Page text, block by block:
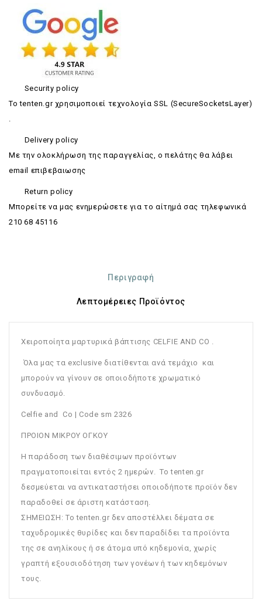
Security policy
Το tenten.gr χρησιμοποιεί τεχνολογία SSL (SecureSocketsLayer)
.
Delivery policy
Με την ολοκλήρωση της παραγγελίας, ο πελάτης θα λάβει
email επιβεβαιωσης
Return policy
Mπορείτε να μας ενημερώσετε για το αίτημά σας τηλεφωνικά
210 68 45116
Περιγραφή
Λεπτομέρειες Προϊόντος
Χειροποίητα μαρτυρικά βάπτισης CELFIE AND CO .
Όλα μας τα exclusive διατίθενται ανά τεμάχιο και
μπορούν να γίνουν σε οποιοδήποτε χρωματικό
συνδυασμό.
Celfie and Co | Code sm 2326
ΠΡΟΙΟΝ ΜΙΚΡΟΥ ΟΓΚΟΥ
Η παράδοση των διαθέσιμων προϊόντων
πραγματοποιείται εντός 2 ημερών. Το tenten.gr
δεσμεύεται να αντικαταστήσει οποιοδήποτε προϊόν δεν
παραδοθεί σε άριστη κατάσταση.
ΣΗΜΕΙΩΣΗ: To tenten.gr δεν αποστέλλει δέματα σε
ταχυδρομικές θυρίδες και δεν παραδίδει τα προϊόντα
της σε ανηλίκους ή σε άτομα υπό κηδεμονία, χωρίς
γραπτή εξουσιοδότηση των γονέων ή των κηδεμόνων
τους.